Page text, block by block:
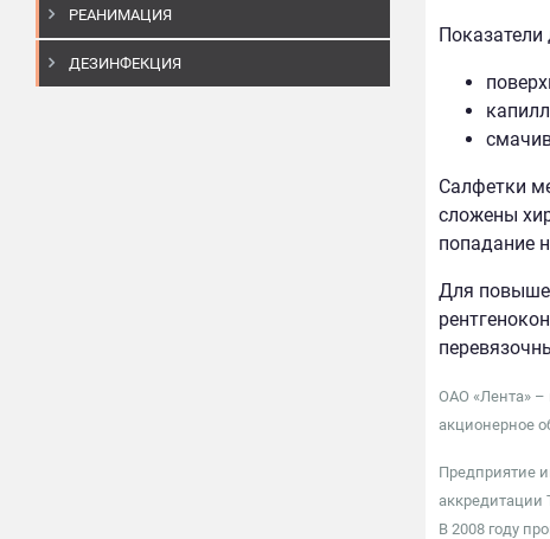
РЕАНИМАЦИЯ
ДЕЗИНФЕКЦИЯ
Салфетки
сложены
попадание
Для
ОАО «Лента» –
акционерное
Предприятие
аккредитации
В 2008 году